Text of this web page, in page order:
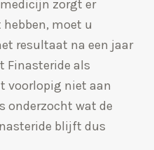
zorgt er
moet u
resultaat na een jaar
Finasteride als
voorlopig niet aan
onderzocht wat de
blijft dus